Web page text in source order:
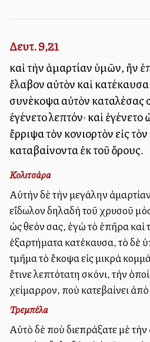
Δευτ. 9,21
καὶ τὴν ἁμαρτίαν ὑμῶν, ἣν
ἔλαβον αὐτὸν καὶ
συνέκοψα αὐτὸν καταλέσας
ἐγένετο λεπτόν· καὶ ἐγένετο
ἔρριψα τὸν κονιορτὸν εἰς
καταβαίνοντα ἐκ τοῦ ὄρους.
Κολιτσάρα
Αὐτὴν δὲ τὴν μεγάλην
εἴδωλον δηλαδὴ τοῦ χρυσοῦ
ὡς θεόν σας, ἐγὼ τὸ ἐπῆρα καὶ
ἐξαρτήματα κατέκαυσα, τὸ δὲ
τμῆμα τὸ ἔκοψα εἰς μικρὰ
ἔτινε λεπτότατη σκόνι, τὴν
χείμαρρον, ποὺ κατεβαίνει
Τρεμπέλα
Αὐτὸ δὲ ποὺ διεπράξατε μὲ